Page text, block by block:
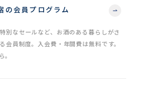
の会員プログラム
別なセールなど、お酒のある暮らしがさ
会員制度。入会費・年間費は無料です。
。